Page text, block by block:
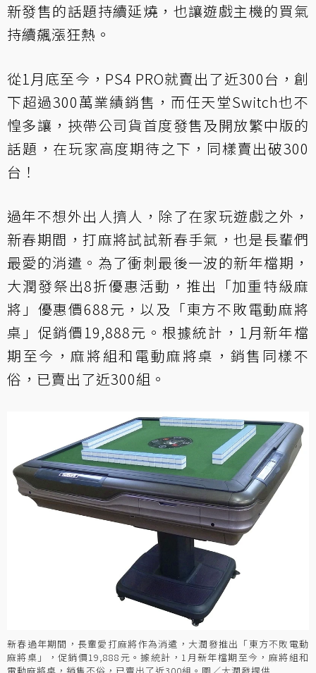
新發售的話題持續延燒，也讓遊戲主機的買氣
持續飆漲狂熱。
從1月底至今，PS4 PRO就賣出了近300台，創
下超過300萬業績銷售，而任天堂Switch也不
惶多讓，挾帶公司貨首度發售及開放繁中版的
話題，在玩家高度期待之下，同樣賣出破300
台！
過年不想外出人擠人，除了在家玩遊戲之外，
新春期間，打麻將試試新春手氣，也是長輩們
最愛的消遣。為了衝刺最後一波的新年檔期，
大潤發祭出8折優惠活動，推出「加重特級麻
將」優惠價688元，以及「東方不敗電動麻將
桌」促銷價19,888元。根據統計，1月新年檔
期至今，麻將組和電動麻將桌，銷售同樣不
俗，已賣出了近300組。
新春過年期間，長輩愛打麻將作為消遣，大潤發推出「東方不敗電動
麻將桌」，促銷價19,888元。據統計，1月新年檔期至今，麻將組和